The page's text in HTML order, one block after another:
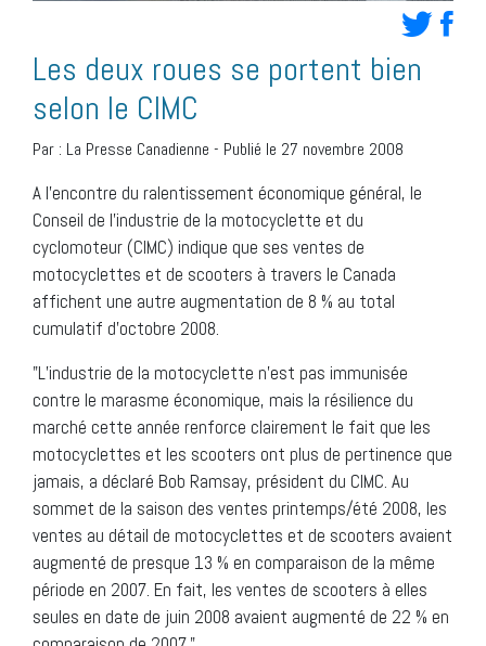
Les deux roues se portent bien
selon le CIMC
Par : La Presse Canadienne - Publié le 27 novembre 2008
A l’encontre du ralentissement économique général, le
Conseil de l’industrie de la motocyclette et du
cyclomoteur (CIMC) indique que ses ventes de
motocyclettes et de scooters à travers le Canada
affichent une autre augmentation de 8 % au total
cumulatif d’octobre 2008.
"L’industrie de la motocyclette n’est pas immunisée
contre le marasme économique, mais la résilience du
marché cette année renforce clairement le fait que les
motocyclettes et les scooters ont plus de pertinence que
jamais, a déclaré Bob Ramsay, président du CIMC. Au
sommet de la saison des ventes printemps/été 2008, les
ventes au détail de motocyclettes et de scooters avaient
augmenté de presque 13 % en comparaison de la même
période en 2007. En fait, les ventes de scooters à elles
seules en date de juin 2008 avaient augmenté de 22 % en